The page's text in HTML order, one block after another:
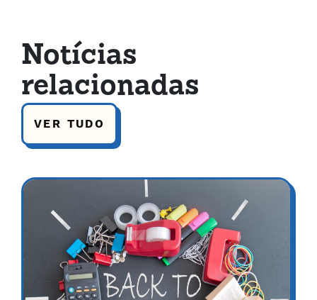
Notícias
relacionadas
VER TUDO